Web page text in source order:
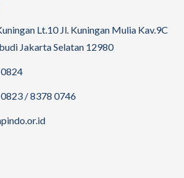
Lt.10 Jl. Kuningan Mulia Kav.9C
Jakarta Selatan 12980
/ 8378 0746